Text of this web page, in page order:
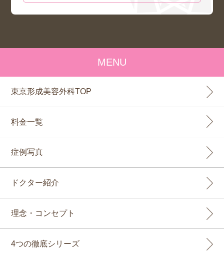
MENU
東京形成美容外科TOP
料金一覧
症例写真
ドクター紹介
理念・コンセプト
4つの徹底シリーズ